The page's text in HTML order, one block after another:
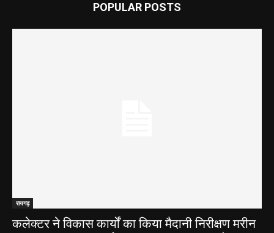
POPULAR POSTS
रायगढ़
कलेक्टर ने विकास कार्यों का किया मैदानी निरीक्षण मरीन